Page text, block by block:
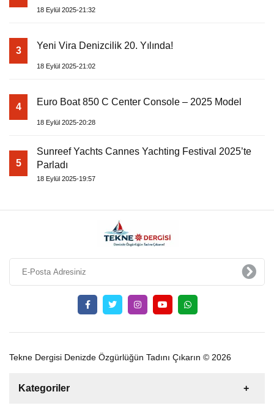
18 Eylül 2025-21:32
3 Yeni Vira Denizcilik 20. Yılında!
18 Eylül 2025-21:02
4 Euro Boat 850 C Center Console – 2025 Model
18 Eylül 2025-20:28
5
Sunreef Yachts Cannes Yachting Festival 2025’te
Parladı
18 Eylül 2025-19:57
Tekne Dergisi Denizde Özgürlüğün Tadını Çıkarın © 2026
Kategoriler